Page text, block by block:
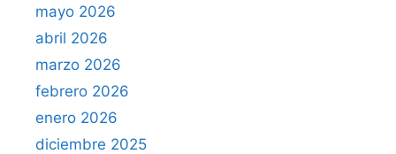
mayo 2026
abril 2026
marzo 2026
febrero 2026
enero 2026
diciembre 2025